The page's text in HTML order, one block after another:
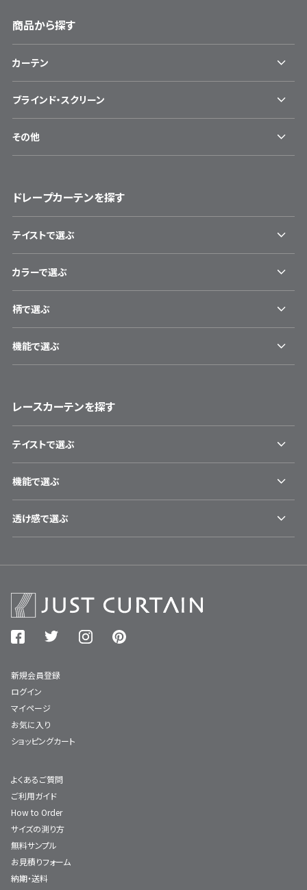
商品から探す
カーテン
ブラインド・スクリーン
その他
ドレープカーテンを探す
テイストで選ぶ
カラーで選ぶ
柄で選ぶ
機能で選ぶ
レースカーテンを探す
テイストで選ぶ
機能で選ぶ
透け感で選ぶ
新規会員登録
ログイン
マイページ
お気に入り
ショッピングカート
よくあるご質問
ご利用ガイド
How to Order
サイズの測り方
無料サンプル
お見積りフォーム
納期・送料